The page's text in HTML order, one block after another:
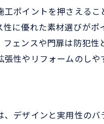
外構工事の費
外構工事の予
費用相場を知
外構工事の金
施工例が示
ポイントを押さえる
に優れた素材選びが
ェンスや門扉は防犯
性やリフォームのし
デザインと実用性の